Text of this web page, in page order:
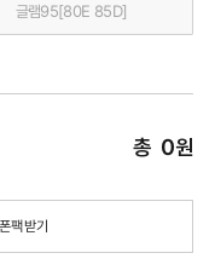
글램95[80E 85D]
총 0원
팩 받기